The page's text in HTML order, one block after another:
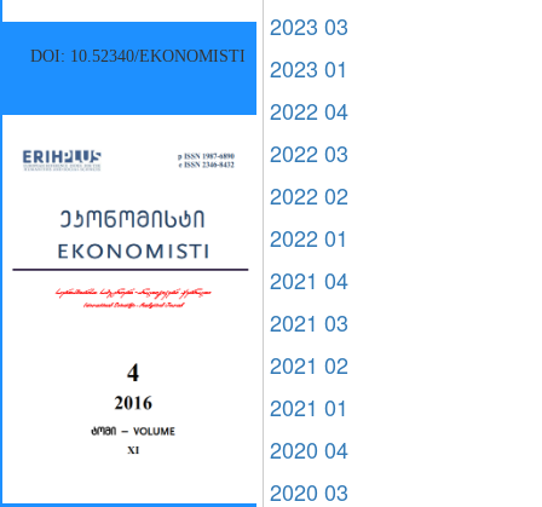
DOI: 10.52340/EKONOMISTI
2023 03
2023 01
2022 04
2022 03
2022 02
2022 01
2021 04
2021 03
2021 02
2021 01
2020 04
2020 03